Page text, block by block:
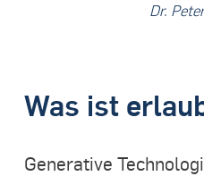
Dr.
Was ist
Generative